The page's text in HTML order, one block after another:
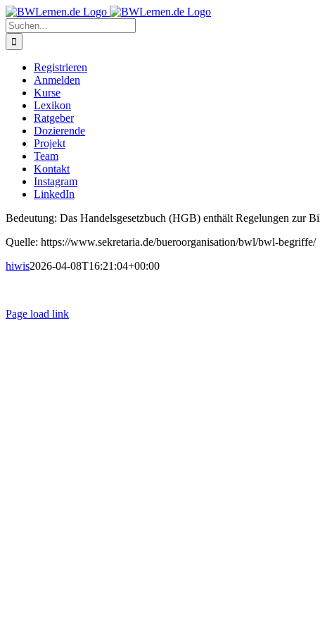
Zum
Inhalt
springen
Suche
nach:
Registrieren
Anmelden
Kurse
Lexikon
Ratgeber
Dozierende
Projekt
Team
Kontakt
Instagram
LinkedIn
Bedeutung: Das Handelsgesetzbuch (HGB) enthält Regelungen zur
Quelle: https://www.sekretaria.de/bueroorganisation/bwl/bwl-begriffe/
hiwis2026-04-08T16:21:04+00:00
Page load link